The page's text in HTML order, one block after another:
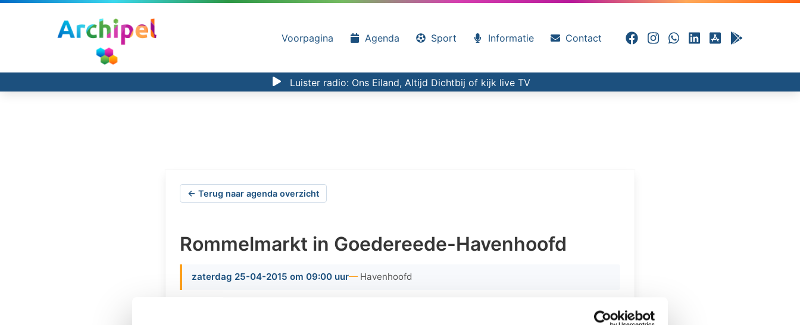
Voorpagina Agenda Sport Informatie Contact
Luister radio: Ons Eiland, Altijd Dichtbij of kijk live TV
← Terug naar agenda overzicht
Rommelmarkt in Goedereede-Havenhoofd
zaterdag 25-04-2015 om 09:00 uur Havenhoofd
Op zaterdag 25 april 2015 bent u van harte welkom op rommelmarkt 't Hoôd in Goedereede-